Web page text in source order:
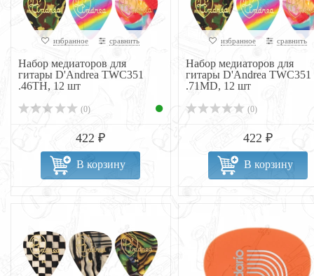
избранное сравнить
Набор медиаторов для
гитары D'Andrea TWC351
.46TH, 12 шт
(0)
422 ₽
В корзину
избранное сравнить
Набор медиаторов для
гитары D'Andrea TWC351
.71MD, 12 шт
(0)
422 ₽
В корзину